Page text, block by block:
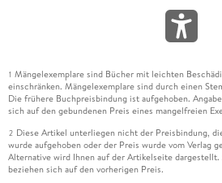
1 Mängelexemplare sind Bücher mit leichten
einschränken. Mängelexemplare sind durch einen
Die frühere Buchpreisbindung ist aufgehoben.
sich auf den gebundenen Preis eines mangelfreien
2 Diese Artikel unterliegen nicht der Preisbindung,
wurde aufgehoben oder der Preis wurde vom Verlag
Alternative wird Ihnen auf der Artikelseite dargestellt.
beziehen sich auf den vorherigen Preis.